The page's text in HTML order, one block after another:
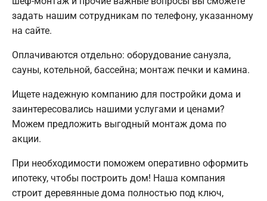
задать нашим сотрудникам по телефону, указанному
на сайте.
Оплачиваются отдельно: оборудование санузла,
сауны, котельной, бассейна; монтаж печки и камина.
Ищете надежную компанию для постройки дома и
заинтересовались нашими услугами и ценами?
Можем предложить выгодный монтаж дома по
акции.
При необходимости поможем оперативно оформить
ипотеку, чтобы построить дом! Наша компания
строит деревянные дома полностью под ключ,